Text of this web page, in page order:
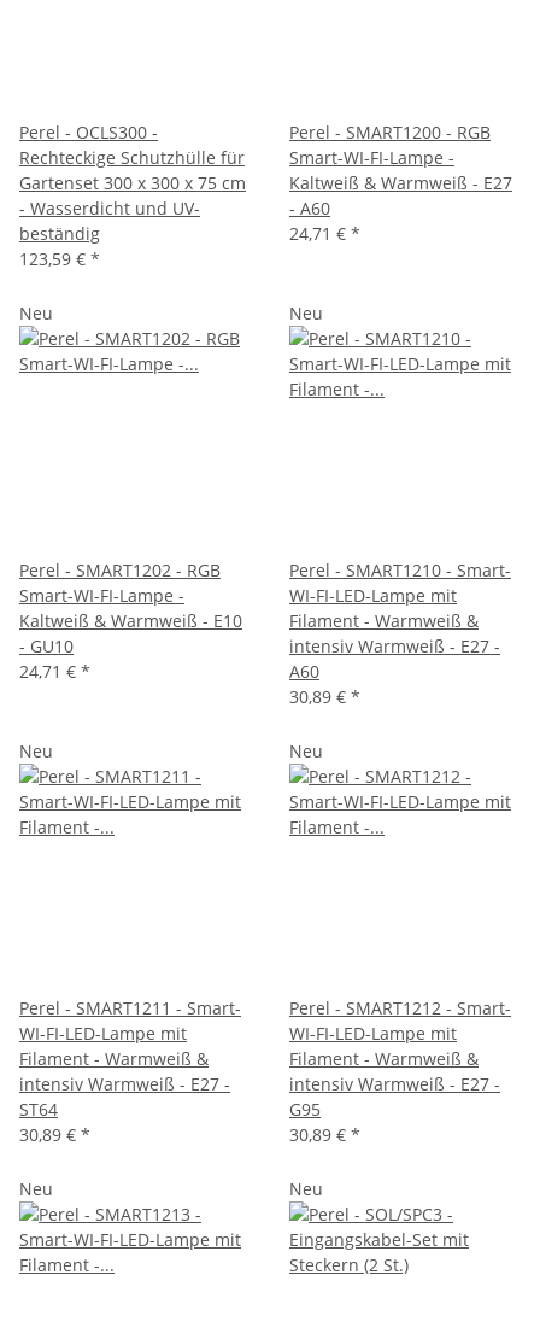
Perel - OCLS300 -
Rechteckige Schutzhülle für
Gartenset 300 x 300 x 75 cm
- Wasserdicht und UV-
beständig
123,59 € *
Perel - SMART1200 - RGB
Smart-WI-FI-Lampe -
Kaltweiß & Warmweiß - E27
- A60
24,71 € *
Neu
Perel - SMART1202 - RGB
Smart-WI-FI-Lampe -
Kaltweiß & Warmweiß - E10
- GU10
24,71 € *
Neu
Perel - SMART1210 - Smart-
WI-FI-LED-Lampe mit
Filament - Warmweiß &
intensiv Warmweiß - E27 -
A60
30,89 € *
Neu
Perel - SMART1211 - Smart-
WI-FI-LED-Lampe mit
Filament - Warmweiß &
intensiv Warmweiß - E27 -
ST64
30,89 € *
Neu
Perel - SMART1212 - Smart-
WI-FI-LED-Lampe mit
Filament - Warmweiß &
intensiv Warmweiß - E27 -
G95
30,89 € *
Neu Neu